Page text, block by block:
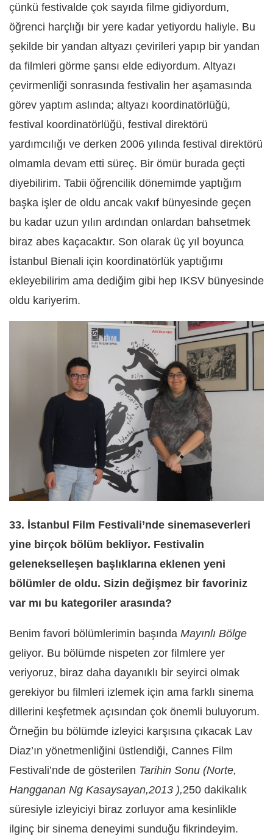
çünkü festivalde çok sayıda filme gidiyordum,
öğrenci harçlığı bir yere kadar yetiyordu haliyle. Bu
şekilde bir yandan altyazı çevirileri yapıp bir yandan
da filmleri görme şansı elde ediyordum. Altyazı
çevirmenliği sonrasında festivalin her aşamasında
görev yaptım aslında; altyazı koordinatörlüğü,
festival koordinatörlüğü, festival direktörü
yardımcılığı ve derken 2006 yılında festival direktörü
olmamla devam etti süreç. Bir ömür burada geçti
diyebilirim. Tabii öğrencilik dönemimde yaptığım
başka işler de oldu ancak vakıf bünyesinde geçen
bu kadar uzun yılın ardından onlardan bahsetmek
biraz abes kaçacaktır. Son olarak üç yıl boyunca
İstanbul Bienali için koordinatörlük yaptığımı
ekleyebilirim ama dediğim gibi hep IKSV bünyesinde
oldu kariyerim.
33. İstanbul Film Festivali’nde sinemaseverleri
yine birçok bölüm bekliyor. Festivalin
gelenekselleşen başlıklarına eklenen yeni
bölümler de oldu. Sizin değişmez bir favoriniz
var mı bu kategoriler arasında?
Benim favori bölümlerimin başında Mayınlı Bölge
geliyor. Bu bölümde nispeten zor filmlere yer
veriyoruz, biraz daha dayanıklı bir seyirci olmak
gerekiyor bu filmleri izlemek için ama farklı sinema
dillerini keşfetmek açısından çok önemli buluyorum.
Örneğin bu bölümde izleyici karşısına çıkacak Lav
Diaz’ın yönetmenliğini üstlendiği, Cannes Film
Festivali’nde de gösterilen Tarihin Sonu (Norte,
Hangganan Ng Kasaysayan,2013 ),250 dakikalık
süresiyle izleyiciyi biraz zorluyor ama kesinlikle
ilginç bir sinema deneyimi sunduğu fikrindeyim.